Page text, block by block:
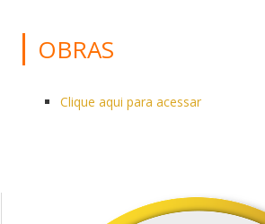
OBRAS
Clique aqui para acessar